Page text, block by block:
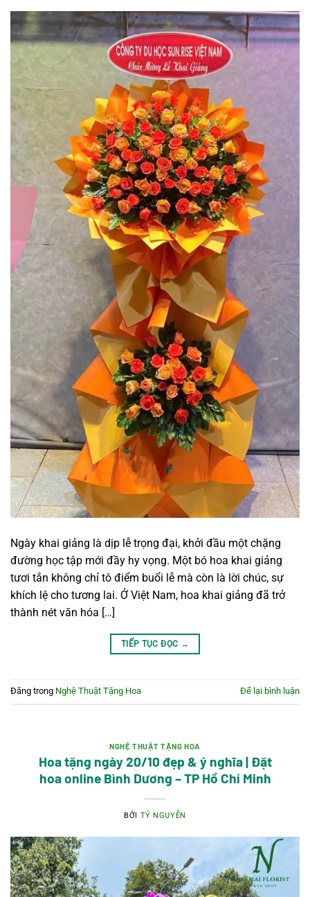
Ngày khai giảng là dịp lễ trọng đại, khởi đầu một chặng
đường học tập mới đầy hy vọng. Một bó hoa khai giảng
tươi tắn không chỉ tô điểm buổi lễ mà còn là lời chúc, sự
khích lệ cho tương lai. Ở Việt Nam, hoa khai giảng đã trở
thành nét văn hóa […]
TIẾP TỤC ĐỌC →
Đăng trong Nghệ Thuật Tặng Hoa Để lại bình luận
NGHỆ THUẬT TẶNG HOA
Hoa tặng ngày 20/10 đẹp & ý nghĩa | Đặt
hoa online Bình Dương – TP Hồ Chí Minh
BỞI TÝ NGUYỄN